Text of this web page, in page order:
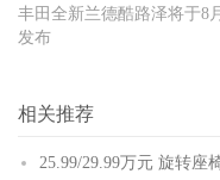
丰田全新兰德酷路泽将于8
发布
相关推荐
25.99/29.99万元 旋转座